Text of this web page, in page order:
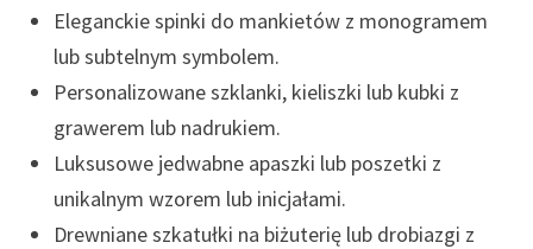
Eleganckie spinki do mankietów z monogramem
lub subtelnym symbolem.
Personalizowane szklanki, kieliszki lub kubki z
grawerem lub nadrukiem.
Luksusowe jedwabne apaszki lub poszetki z
unikalnym wzorem lub inicjałami.
Drewniane szkatułki na biżuterię lub drobiazgi z